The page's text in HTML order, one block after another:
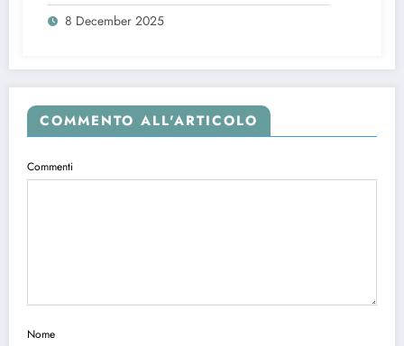
8 December 2025
COMMENTO ALL'ARTICOLO
Commenti
Nome